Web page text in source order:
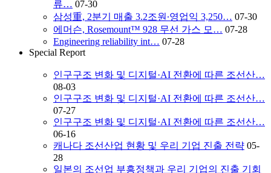
류… 07-30
삼성重, 2분기 매출 3.2조원∙영업익 3,250… 07-30
에머슨, Rosemount™ 928 무선 가스 모… 07-28
Engineering reliability int… 07-28
Special Report
인구구조 변화 및 디지털·AI 전환에 따른 조선산…
08-03
인구구조 변화 및 디지털·AI 전환에 따른 조선산…
07-27
인구구조 변화 및 디지털·AI 전환에 따른 조선산…
06-16
캐나다 조선산업 현황 및 우리 기업 진출 전략 05-
28
일본의 조선업 부흥정책과 우리 기업의 진출 기회